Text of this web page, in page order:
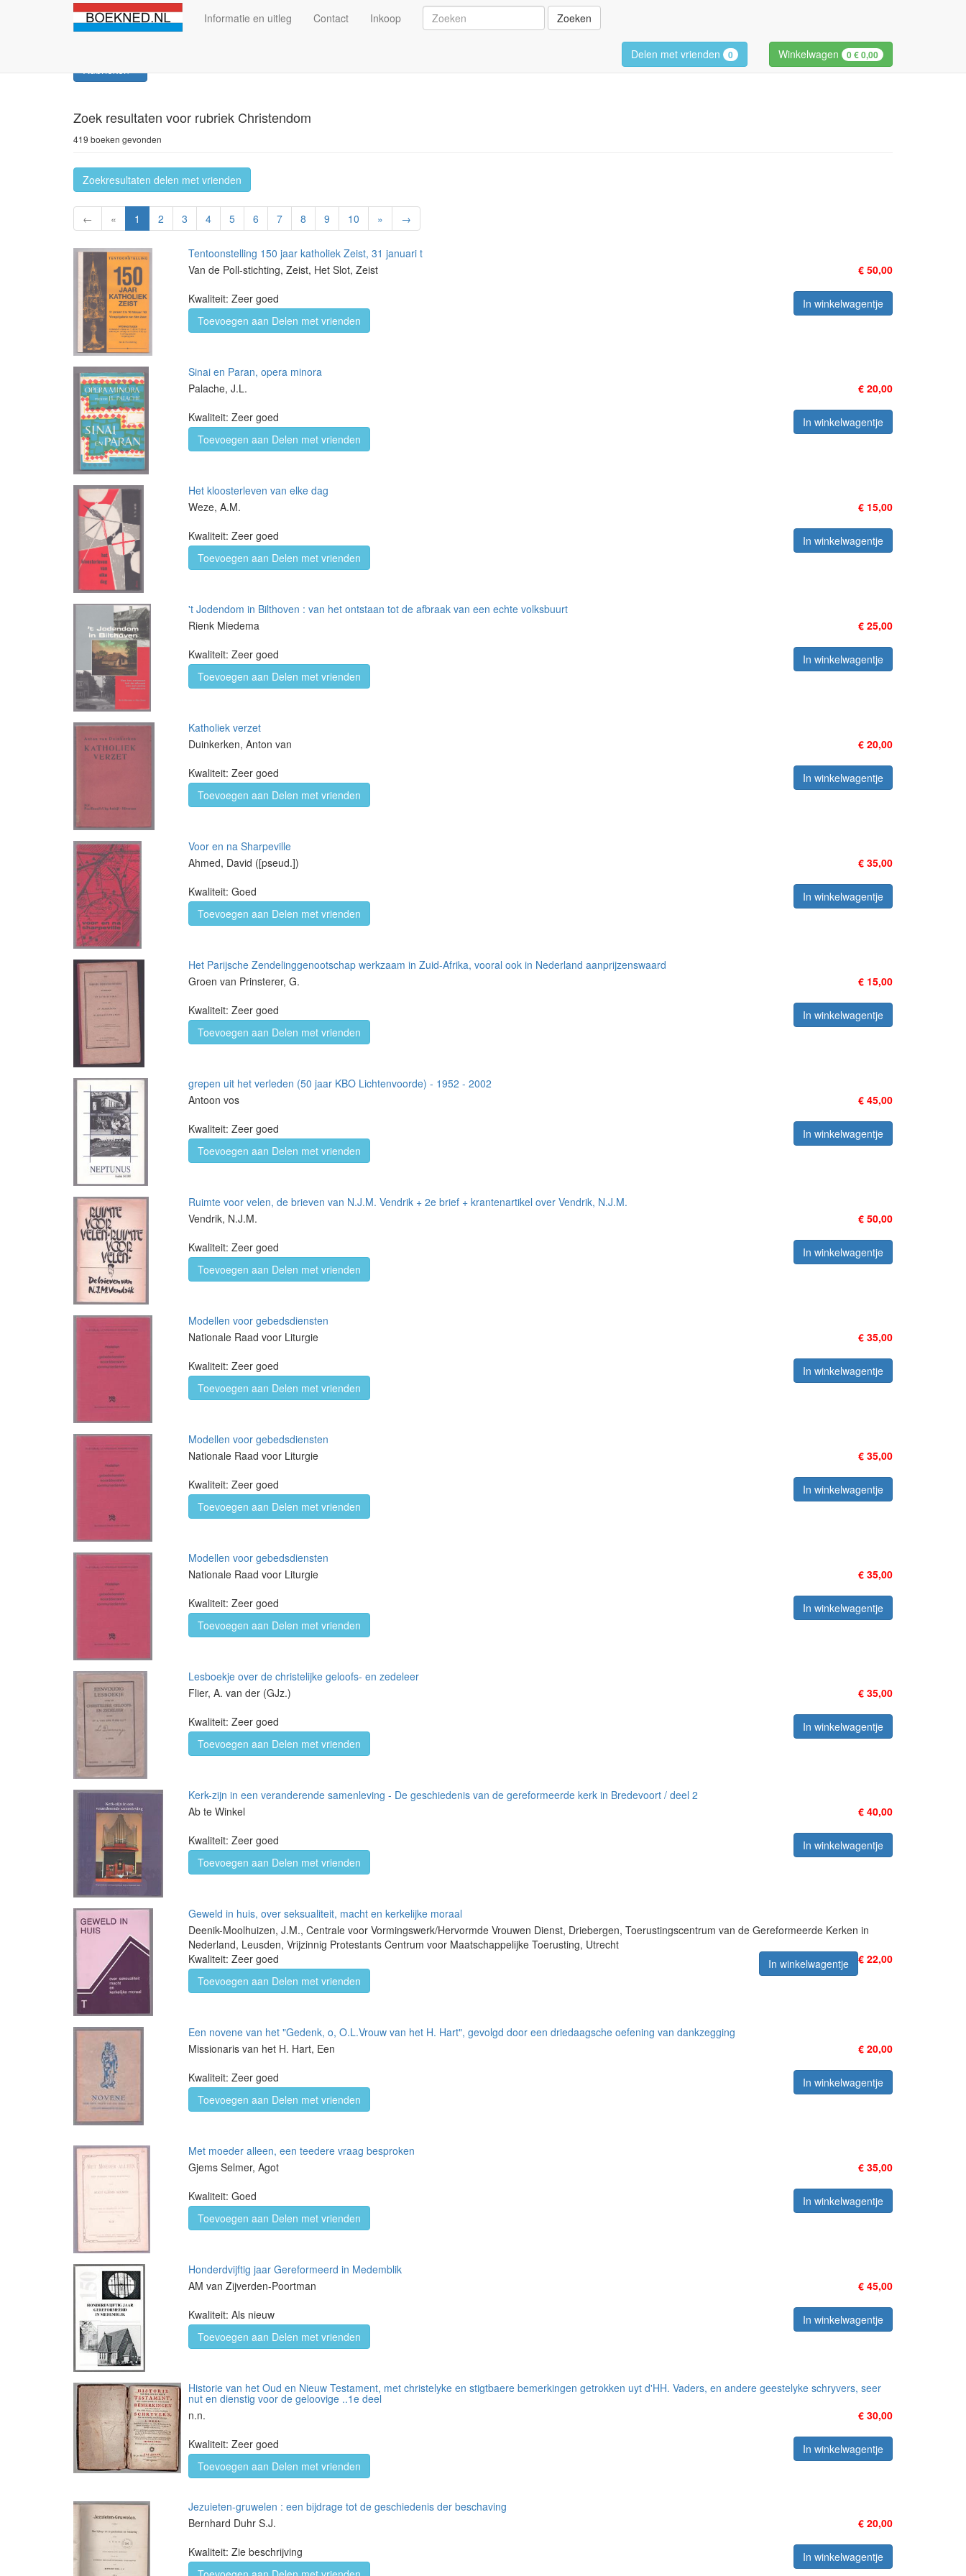
Informatie en uitleg Contact Inkoop Zoeken
Delen met vrienden 0 Winkelwagen 0€ 0,00
Rubrieken
Zoek resultaten voor rubriek Christendom
419 boeken gevonden
Zoekresultaten delen met vrienden
← « 1 2 3 4 5 6 7 8 9 10 » →
Tentoonstelling 150 jaar katholiek Zeist, 31 januari t
Van de Poll-stichting, Zeist, Het Slot, Zeist
€ 50,00
Kwaliteit: Zeer goed
In winkelwagentje
Toevoegen aan Delen met vrienden
Sinai en Paran, opera minora
Palache, J.L.
€ 20,00
Kwaliteit: Zeer goed
In winkelwagentje
Toevoegen aan Delen met vrienden
Het kloosterleven van elke dag
Weze, A.M.
€ 15,00
Kwaliteit: Zeer goed
In winkelwagentje
Toevoegen aan Delen met vrienden
't Jodendom in Bilthoven : van het ontstaan tot de afbraak van een echte volksbuurt
Rienk Miedema
€ 25,00
Kwaliteit: Zeer goed
In winkelwagentje
Toevoegen aan Delen met vrienden
Katholiek verzet
Duinkerken, Anton van
€ 20,00
Kwaliteit: Zeer goed
In winkelwagentje
Toevoegen aan Delen met vrienden
Voor en na Sharpeville
Ahmed, David ([pseud.])
€ 35,00
Kwaliteit: Goed
In winkelwagentje
Toevoegen aan Delen met vrienden
Het Parijsche Zendelinggenootschap werkzaam in Zuid-Afrika, vooral ook in Nederland aanprijzenswaard
Groen van Prinsterer, G.
€ 15,00
Kwaliteit: Zeer goed
In winkelwagentje
Toevoegen aan Delen met vrienden
grepen uit het verleden (50 jaar KBO Lichtenvoorde) - 1952 - 2002
Antoon vos
€ 45,00
Kwaliteit: Zeer goed
In winkelwagentje
Toevoegen aan Delen met vrienden
Ruimte voor velen, de brieven van N.J.M. Vendrik + 2e brief + krantenartikel over Vendrik, N.J.M.
Vendrik, N.J.M.
€ 50,00
Kwaliteit: Zeer goed
In winkelwagentje
Toevoegen aan Delen met vrienden
Modellen voor gebedsdiensten
Nationale Raad voor Liturgie
€ 35,00
Kwaliteit: Zeer goed
In winkelwagentje
Toevoegen aan Delen met vrienden
Modellen voor gebedsdiensten
Nationale Raad voor Liturgie
€ 35,00
Kwaliteit: Zeer goed
In winkelwagentje
Toevoegen aan Delen met vrienden
Modellen voor gebedsdiensten
Nationale Raad voor Liturgie
€ 35,00
Kwaliteit: Zeer goed
In winkelwagentje
Toevoegen aan Delen met vrienden
Lesboekje over de christelijke geloofs- en zedeleer
Flier, A. van der (GJz.)
€ 35,00
Kwaliteit: Zeer goed
In winkelwagentje
Toevoegen aan Delen met vrienden
Kerk-zijn in een veranderende samenleving - De geschiedenis van de gereformeerde kerk in Bredevoort / deel 2
Ab te Winkel
€ 40,00
Kwaliteit: Zeer goed
In winkelwagentje
Toevoegen aan Delen met vrienden
Geweld in huis, over seksualiteit, macht en kerkelijke moraal
Deenik-Moolhuizen, J.M., Centrale voor Vormingswerk/Hervormde Vrouwen Dienst, Driebergen, Toerustingscentrum van de Gereformeerde Kerken in
Nederland, Leusden, Vrijzinnig Protestants Centrum voor Maatschappelijke Toerusting, Utrecht
€ 22,00
Kwaliteit: Zeer goed
In winkelwagentje
Toevoegen aan Delen met vrienden
Een novene van het "Gedenk, o, O.L.Vrouw van het H. Hart", gevolgd door een driedaagsche oefening van dankzegging
Missionaris van het H. Hart, Een
€ 20,00
Kwaliteit: Zeer goed
In winkelwagentje
Toevoegen aan Delen met vrienden
Met moeder alleen, een teedere vraag besproken
Gjems Selmer, Agot
€ 35,00
Kwaliteit: Goed
In winkelwagentje
Toevoegen aan Delen met vrienden
Honderdvijftig jaar Gereformeerd in Medemblik
AM van Zijverden-Poortman
€ 45,00
Kwaliteit: Als nieuw
In winkelwagentje
Toevoegen aan Delen met vrienden
Historie van het Oud en Nieuw Testament, met christelyke en stigtbaere bemerkingen getrokken uyt d'HH. Vaders, en andere geestelyke schryvers, seer
nut en dienstig voor de geloovige ..1e deel
n.n.
€ 30,00
Kwaliteit: Zeer goed
In winkelwagentje
Toevoegen aan Delen met vrienden
Jezuieten-gruwelen : een bijdrage tot de geschiedenis der beschaving
Bernhard Duhr S.J.
€ 20,00
Kwaliteit: Zie beschrijving
In winkelwagentje